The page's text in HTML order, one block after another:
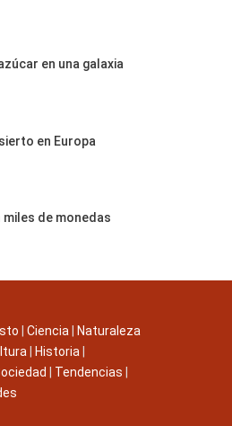
en una galaxia
en Europa
miles de monedas
Ciencia
Naturaleza
Historia
Tendencias